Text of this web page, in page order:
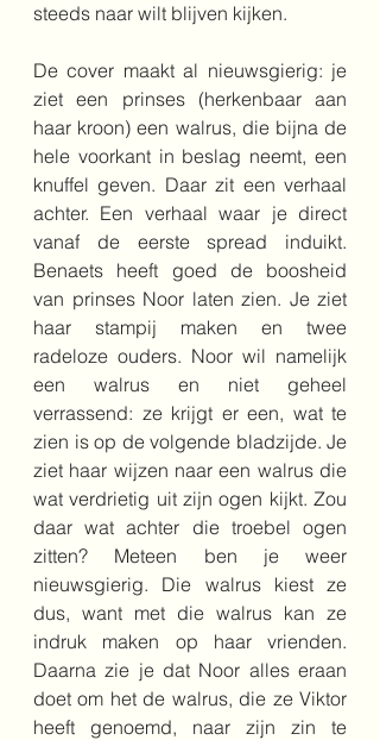
steeds naar wilt blijven kijken.
De cover maakt al nieuwsgierig: je
ziet een prinses (herkenbaar aan
haar kroon) een walrus, die bijna de
hele voorkant in beslag neemt, een
knuffel geven. Daar zit een verhaal
achter. Een verhaal waar je direct
vanaf de eerste spread induikt.
Benaets heeft goed de boosheid
van prinses Noor laten zien. Je ziet
haar stampij maken en twee
radeloze ouders. Noor wil namelijk
een walrus en niet geheel
verrassend: ze krijgt er een, wat te
zien is op de volgende bladzijde. Je
ziet haar wijzen naar een walrus die
wat verdrietig uit zijn ogen kijkt. Zou
daar wat achter die troebel ogen
zitten? Meteen ben je weer
nieuwsgierig. Die walrus kiest ze
dus, want met die walrus kan ze
indruk maken op haar vrienden.
Daarna zie je dat Noor alles eraan
doet om het de walrus, die ze Viktor
heeft genoemd, naar zijn zin te